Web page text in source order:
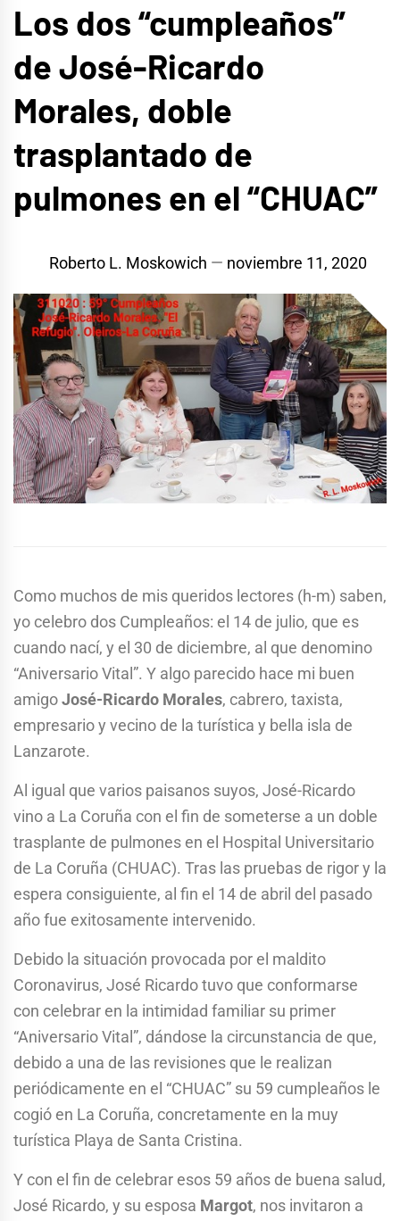
Los dos “cumpleaños”
de José-Ricardo
Morales, doble
trasplantado de
pulmones en el “CHUAC”
Roberto L. Moskowich noviembre 11, 2020
Como muchos de mis queridos lectores (h-m) saben,
yo celebro dos Cumpleaños: el 14 de julio, que es
cuando nací, y el 30 de diciembre, al que denomino
“Aniversario Vital”. Y algo parecido hace mi buen
amigoJosé-Ricardo Morales, cabrero, taxista,
empresario y vecino de la turística y bella isla de
Lanzarote.
Al igual que varios paisanos suyos, José-Ricardo
vino a La Coruña con el fin de someterse a un doble
trasplante de pulmones en el Hospital Universitario
de La Coruña (CHUAC). Tras las pruebas de rigor y la
espera consiguiente, al fin el 14 de abril del pasado
año fue exitosamente intervenido.
Debido la situación provocada por el maldito
Coronavirus, José Ricardo tuvo que conformarse
con celebrar en la intimidad familiar su primer
“Aniversario Vital”, dándose la circunstancia de que,
debido a una de las revisiones que le realizan
periódicamente en el “CHUAC” su 59 cumpleaños le
cogió en La Coruña, concretamente en la muy
turística Playa de Santa Cristina.
Y con el fin de celebrar esos 59 años de buena salud,
José Ricardo, y su esposa Margot, nos invitaron a